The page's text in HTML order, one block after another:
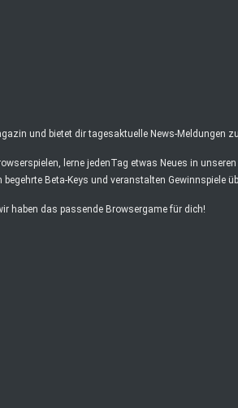
und bietet dir tagesaktuelle News-Meldungen
lerne jedenTag etwas Neues in
Beta-Keys und veranstalten Gewinnspiele
haben das passende Browsergame für dich!